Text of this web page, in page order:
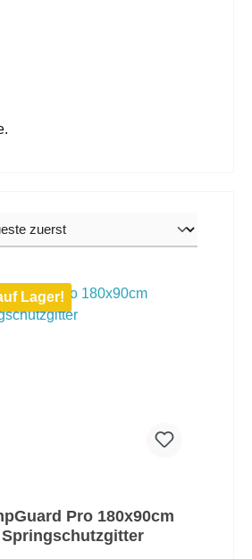
Lager!
Pro 180x90cm
Springschutzgitter